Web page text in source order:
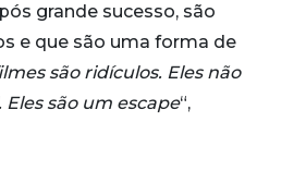
grande sucesso, são
e que são uma forma de
são ridículos. Eles não
Eles são um escape“,